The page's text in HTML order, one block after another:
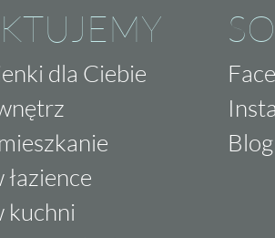
dla Ciebie
kuchni
Blog